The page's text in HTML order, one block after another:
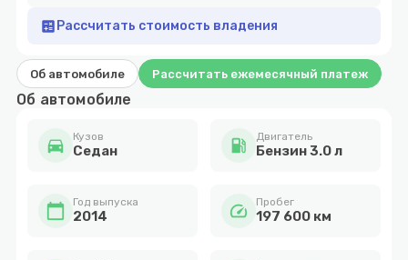
calculate Рассчитать стоимость владения
Об автомобиле Рассчитать ежемесячный платеж
Об автомобиле
directions_car Кузов
Cедан local_gas_station Двигатель
Бензин 3.0 л
calendar_today Год выпуска
2014 speed Пробег
197 600 км